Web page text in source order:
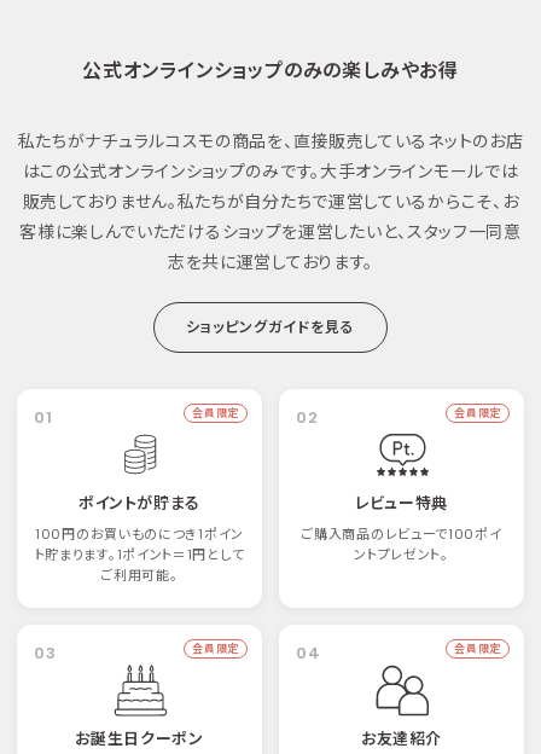
公式オンラインショップのみの楽しみやお得
私たちがナチュラルコスモの商品を、直接販売しているネットのお店
はこの公式オンラインショップのみです。大手オンラインモールでは
販売しておりません。私たちが自分たちで運営しているからこそ、お
客様に楽しんでいただけるショップを運営したいと、スタッフ一同意
志を共に運営しております。
ショッピングガイドを見る
01 会員限定
ポイントが貯まる
100円のお買いものにつき1ポイン
ト貯まります。1ポイント＝1円として
ご利用可能。
02 会員限定
レビュー特典
ご購入商品のレビューで100ポイ
ントプレゼント。
03 会員限定
お誕生日クーポン
04 会員限定
お友達紹介